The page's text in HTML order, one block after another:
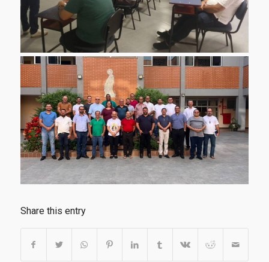
Share this entry